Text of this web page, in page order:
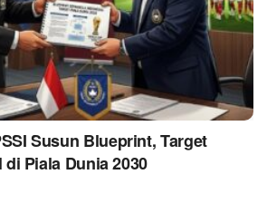
Susun Blueprint, Target
Piala Dunia 2030